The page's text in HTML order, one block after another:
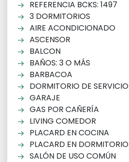
REFERENCIA BCKS: 1497
3 DORMITORIOS
AIRE ACONDICIONADO
ASCENSOR
BALCON
BAÑOS: 3 O MÁS
BARBACOA
DORMITORIO DE SERVICIO
GARAJE
GAS POR CAÑERÍA
LIVING COMEDOR
PLACARD EN COCINA
PLACARD EN DORMITORIO
SALÓN DE USO COMÚN